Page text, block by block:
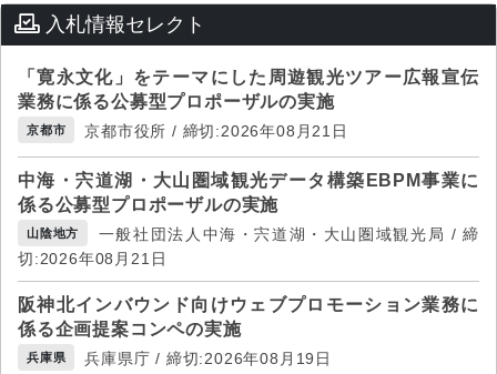
入札情報セレクト
「寛永文化」をテーマにした周遊観光ツアー広報宣伝
業務に係る公募型プロポーザルの実施
京都市 京都市役所 / 締切:2026年08月21日
中海・宍道湖・大山圏域観光データ構築EBPM事業に
係る公募型プロポーザルの実施
山陰地方
一般社団法人中海・宍道湖・大山圏域観光局 / 締
切:2026年08月21日
阪神北インバウンド向けウェブプロモーション業務に
係る企画提案コンペの実施
兵庫県 兵庫県庁 / 締切:2026年08月19日